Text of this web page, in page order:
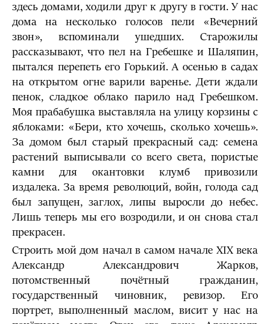
здесь домами, ходили друг к другу в гости. У нас
дома на несколько голосов пели «Вечерний
звон», вспоминали ушедших. Старожилы
рассказывают, что пел на Гребешке и Шаляпин,
пытался перепеть его Горький. А осенью в садах
на открытом огне варили варенье. Дети ждали
пенок, сладкое облако парило над Гребешком.
Моя прабабушка выставляла на улицу корзины с
яблоками: «Бери, кто хочешь, сколько хочешь».
За домом был старый прекрасный сад: семена
растений выписывали со всего света, пористые
камни для окантовки клумб привозили
издалека. За время революций, войн, голода сад
был запущен, заглох, липы выросли до небес.
Лишь теперь мы его возродили, и он снова стал
прекрасен.
Строить мой дом начал в самом начале XIX века
Александр Александрович Жарков,
потомственный почётный гражданин,
государственный чиновник, ревизор. Его
портрет, выполненный маслом, висит у нас на